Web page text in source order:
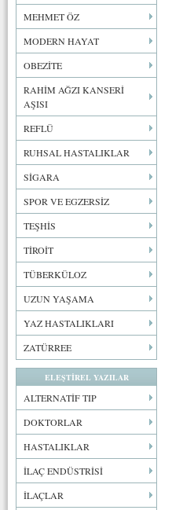
MEHMET ÖZ
MODERN HAYAT
OBEZİTE
RAHİM AĞZI KANSERİ
AŞISI
REFLÜ
RUHSAL HASTALIKLAR
SİGARA
SPOR VE EGZERSİZ
TEŞHİS
TİROİT
TÜBERKÜLOZ
UZUN YAŞAMA
YAZ HASTALIKLARI
ZATÜRREE
ELEŞTİREL YAZILAR
ALTERNATİF TIP
DOKTORLAR
HASTALIKLAR
İLAÇ ENDÜSTRİSİ
İLAÇLAR